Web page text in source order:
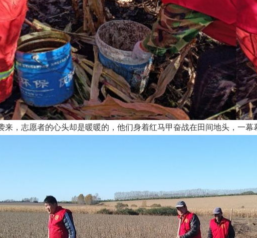
来，志愿者的心头却是暖暖的，他们身着红马甲奋战在田间地头，一幕